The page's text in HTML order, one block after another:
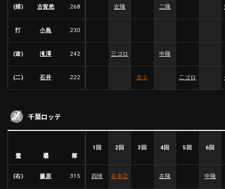
利用規約 プライバシーポリシー
運営会社 （別ウィンドウで開く）
特定商取引法の表示 アルバイト募集 （別ウィンドウで開く
動画を検索（選手・チーム・プレー内容…）
(捕) 古賀悠 .268 左飛 二飛
打 小島 .230
(遊) 滝澤 .242 三ゴロ 中飛
(二) 石井 .222 左２ 二ゴロ
千葉ロッテ
1回 2回 3回 4回 5回 6回
(右) 藤原 .315 四球 右本② 左飛 中飛